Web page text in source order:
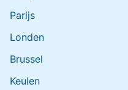
Parijs
Londen
Brussel
Keulen